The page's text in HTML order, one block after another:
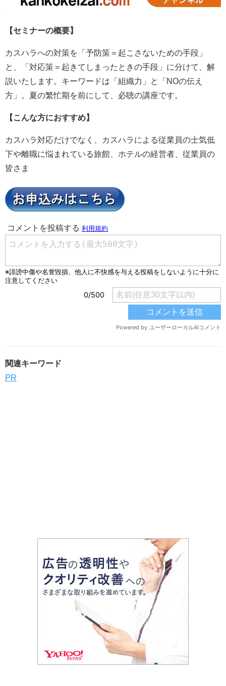
【セミナーの概要】
カスハラへの対策を「予防策＝起こさないための手段」
と、「対応策＝起きてしまったときの手段」に分けて、解
説いたします。キーワードは「組織力」と「NOの伝え
方」。夏の繁忙期を前にして、必聴の講座です。
【こんな方におすすめ】
カスハラ対応だけでなく、カスハラによる従業員の士気低
下や離職に悩まれている旅館、ホテルの経営者、従業員の
皆さま
関連キーワード
PR